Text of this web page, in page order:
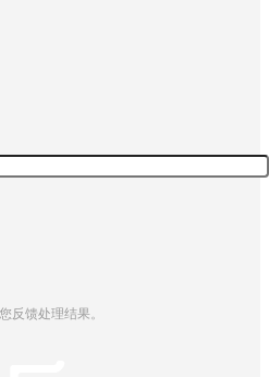
反馈处理结果。